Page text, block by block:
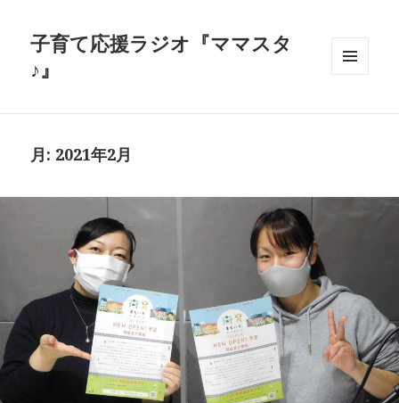
子育て応援ラジオ『ママスタ
♪』
月: 2021年2月